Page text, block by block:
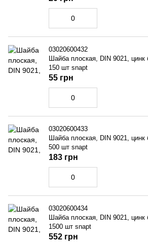
03020600432
Шайба плоская, DIN 9021,
150 шт snapt
55 грн
03020600433
Шайба плоская, DIN 9021,
500 шт snapt
183 грн
03020600434
Шайба плоская, DIN 9021,
1500 шт snapt
552 грн